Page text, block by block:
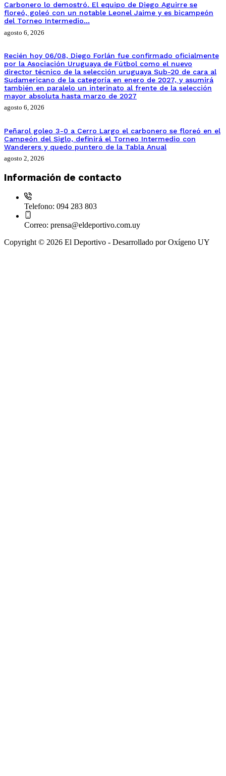
Carbonero lo demostró. El equipo de Diego Aguirre se
floreó, goleó con un notable Leonel Jaime y es bicampeón
del Torneo Intermedio…
agosto 6, 2026
Recién hoy 06/08, Diego Forlán fue confirmado oficialmente
por la Asociación Uruguaya de Fútbol como el nuevo
director técnico de la selección uruguaya Sub-20 de cara al
Sudamericano de la categoría en enero de 2027, y asumirá
también en paralelo un interinato al frente de la selección
mayor absoluta hasta marzo de 2027
agosto 6, 2026
Peñarol goleo 3-0 a Cerro Largo el carbonero se floreó en el
Campeón del Siglo, definirá el Torneo Intermedio con
Wanderers y quedo puntero de la Tabla Anual
agosto 2, 2026
Información de contacto
Telefono: 094 283 803
Correo: prensa@eldeportivo.com.uy
Copyright © 2026 El Deportivo - Desarrollado por Oxígeno UY